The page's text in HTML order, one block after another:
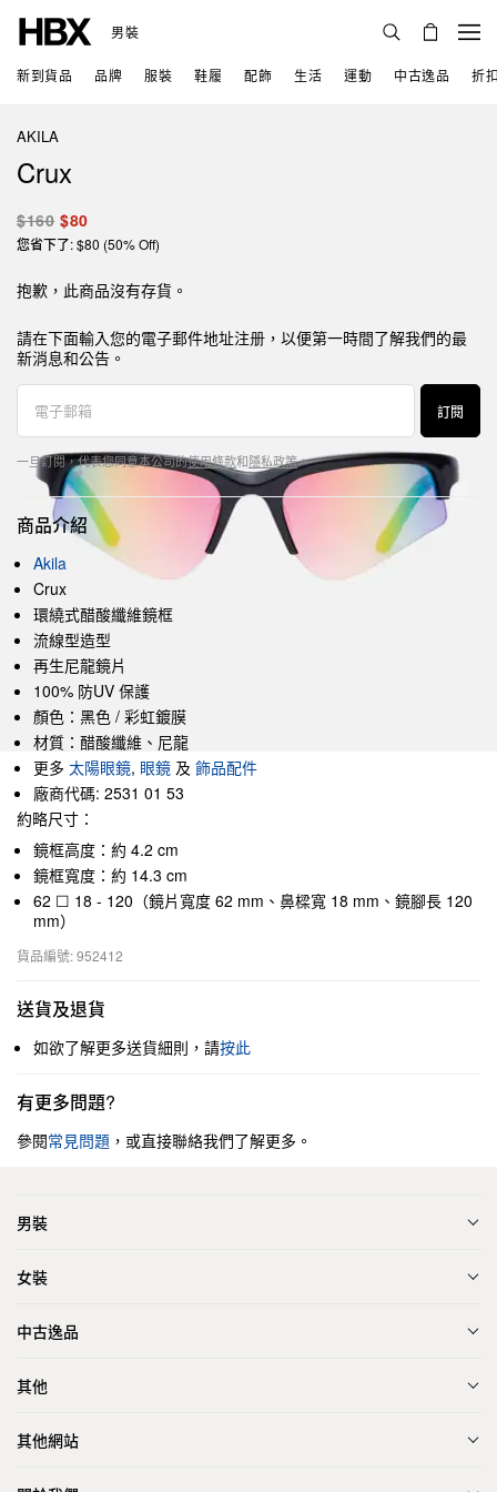
男裝
新到貨品 品牌 服裝 鞋履 配飾 生活 運動 中古逸品 折
AKILA
Crux
$160 $80
您省下了: $80 (50% Off)
抱歉，此商品沒有存貨。
請在下面輸入您的電子郵件地址注册，以便第一時間了解我們的最
新消息和公告。
訂閱
一旦訂閱，代表您同意本公司的使用條款和隱私政策。
商品介紹
Akila
Crux
環繞式醋酸纖維鏡框
流線型造型
再生尼龍鏡片
100% 防UV 保護
顏色：黑色 / 彩虹鍍膜
材質：醋酸纖維、尼龍
更多 太陽眼鏡, 眼鏡 及 飾品配件
廠商代碼: 2531 01 53
約略尺寸：
鏡框高度：約 4.2 cm
鏡框寬度：約 14.3 cm
62 ☐ 18 - 120（鏡片寬度 62 mm、鼻樑寬 18 mm、鏡腳長 120
mm）
貨品編號: 952412
送貨及退貨
如欲了解更多送貨細則，請按此
有更多問題?
參閱常見問題 ，或直接聯絡我們了解更多。
男裝
女裝
中古逸品
其他
其他網站